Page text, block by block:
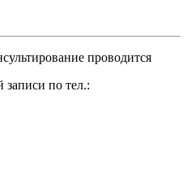
проводится
записи по тел.: